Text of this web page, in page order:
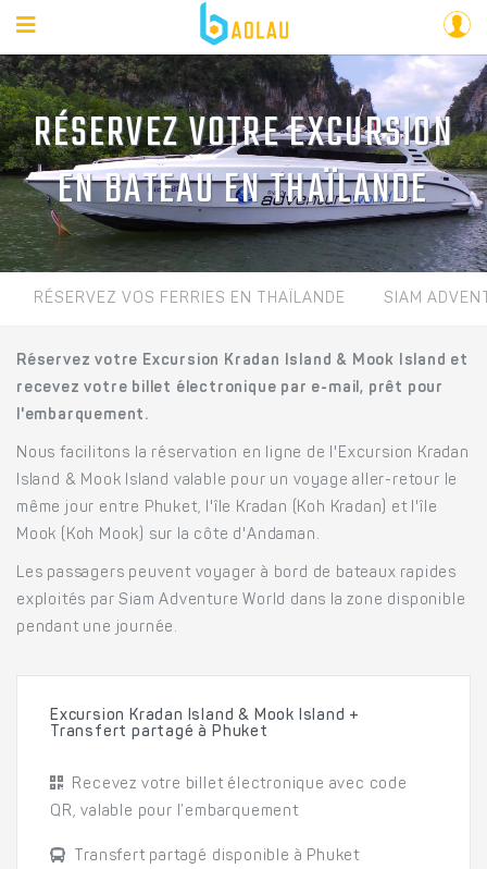
RÉSERVEZ VOTRE EXCURSION
EN BATEAU EN THAÏLANDE
RÉSERVEZ VOS FERRIES EN THAÏLANDE SIAM
Réservez votre Excursion Kradan Island & Mook Island et
recevez votre billet électronique par e-mail, prêt pour
l'embarquement.
Nous facilitons la réservation en ligne de l'Excursion Kradan
Island & Mook Island valable pour un voyage aller-retour le
même jour entre Phuket, l'île Kradan (Koh Kradan) et l'île
Mook (Koh Mook) sur la côte d'Andaman.
Les passagers peuvent voyager à bord de bateaux rapides
exploités par Siam Adventure World dans la zone disponible
pendant une journée.
Excursion Kradan Island & Mook Island +
Transfert partagé à Phuket
Recevez votre billet électronique avec code
QR, valable pour l’embarquement
Transfert partagé disponible à Phuket